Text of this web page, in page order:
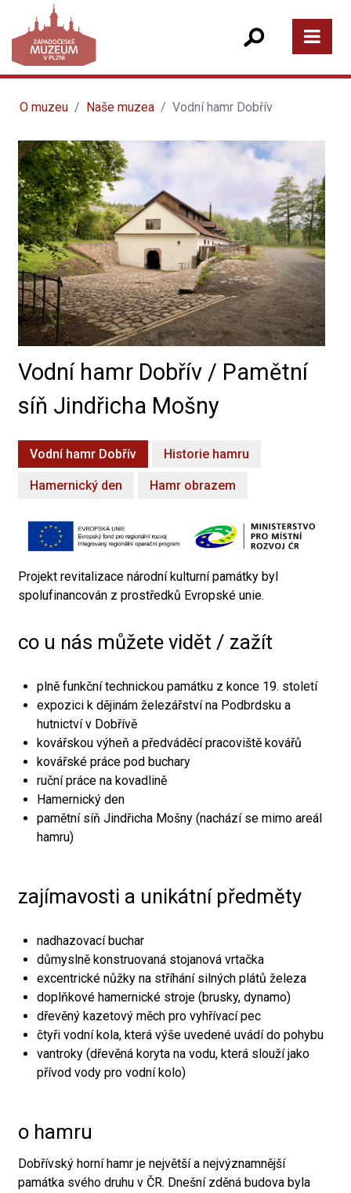
O muzeu Naše muzea Vodní hamr Dobřív
Vodní hamr Dobřív / Pamětní
síň Jindřicha Mošny
Vodní hamr Dobřív Historie hamru
Hamernický den Hamr obrazem
Projekt revitalizace národní kulturní památky byl
spolufinancován z prostředků Evropské unie.
co u nás můžete vidět / zažít
plně funkční technickou památku z konce 19. století
expozici k dějinám železářství na Podbrdsku a
hutnictví v Dobřívě
kovářskou výheň a předváděcí pracoviště kovářů
kovářské práce pod buchary
ruční práce na kovadlině
Hamernický den
pamětní síň Jindřicha Mošny (nachází se mimo areál
hamru)
zajímavosti a unikátní předměty
nadhazovací buchar
důmyslně konstruovaná stojanová vrtačka
excentrické nůžky na stříhání silných plátů železa
doplňkové hamernické stroje (brusky, dynamo)
dřevěný kazetový měch pro vyhřívací pec
čtyři vodní kola, která výše uvedené uvádí do pohybu
vantroky (dřevěná koryta na vodu, která slouží jako
přívod vody pro vodní kolo)
o hamru
Dobřívský horní hamr je největší a nejvýznamnější
památka svého druhu v ČR. Dnešní zděná budova byla